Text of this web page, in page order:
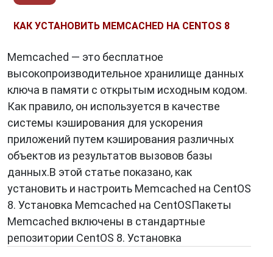
Преимущества использования
Memcached
Повышение производительности
Memcached ускоряет доступ к данным, так
как они хранятся в оперативной памяти
серверов. Это значительно сокращает
время ожидания при запросах к данным.
Снижение нагрузки на базы данных
Запросы к базам данных могут быть очень
ресурсоемкими. Используя Memcached, вы
можете снизить количество запросов к базе
данных, что позволяет ей более эффективно
обрабатывать другие операции.
КАК УСТАНОВИТЬ MEMCACHED НА CENTOS 8
Memcached — это бесплатное
высокопроизводительное хранилище данных
ключа в памяти с открытым исходным кодом.
Как правило, он используется в качестве
системы кэширования для ускорения
приложений путем кэширования различных
объектов из результатов вызовов базы
данных.В этой статье показано, как
установить и настроить Memcached на CentOS
8. Установка Memcached на CentOSПакеты
Memcached включены в стандартные
репозитории CentOS 8. Установка